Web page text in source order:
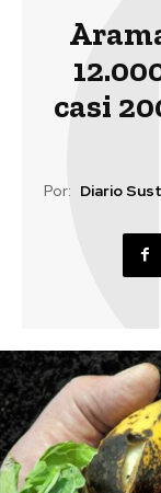
casi
Por: Diario